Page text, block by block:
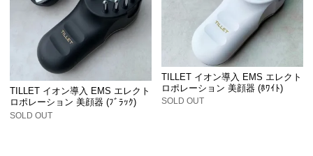
TILLET イオン導入 EMS エレクト
ロポレーション 美顔器 (ﾌﾞﾗｯｸ)
SOLD OUT
TILLET イオン導入 EMS エレクト
ロポレーション 美顔器 (ﾎﾜｲﾄ)
SOLD OUT